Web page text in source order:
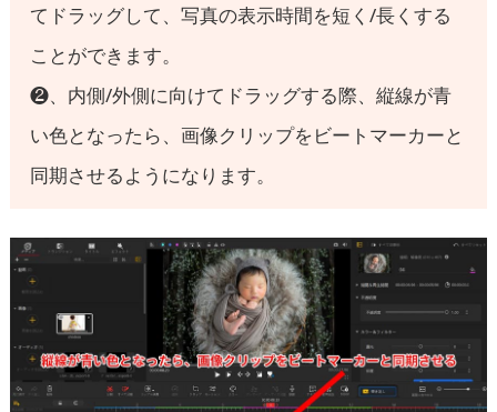
てドラッグして、写真の表示時間を短く/長くする
ことができます。
❷、内側/外側に向けてドラッグする際、縦線が青
い色となったら、画像クリップをビートマーカーと
同期させるようになります。